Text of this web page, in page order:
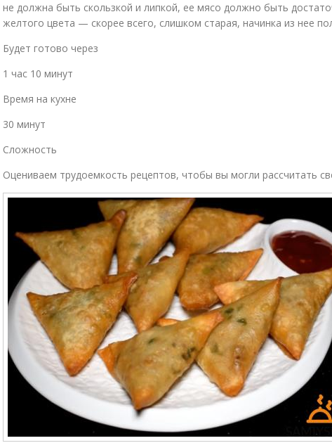
не должна быть скользкой и липкой, ее мясо должно быть
желтого цвета — скорее всего, слишком старая, начинка из нее
Будет готово через
1 час 10 минут
Время на кухне
30 минут
Сложность
Оцениваем трудоемкость рецептов, чтобы вы могли рассчитать